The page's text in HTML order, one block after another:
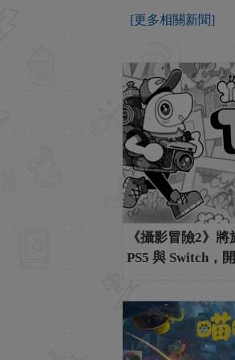
[更多相關新聞]
《攝影冒險2》將
PS5 與 Switch，